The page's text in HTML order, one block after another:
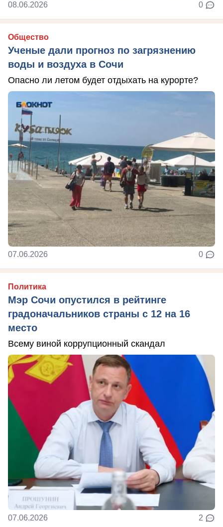
08.06.2026 0
Общество
Ученые дали прогноз по загрязнению
воды и воздуха в Сочи
Опасно ли летом будет отдыхать на курорте?
07.06.2026 0
Политика
Мэр Сочи опустился в рейтинге
градоначальников страны с 12 на 16
место
Всему виной коррупционный скандал
07.06.2026 2